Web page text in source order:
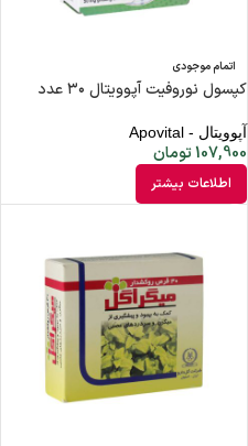
اتمام موجودی
کپسول نوروفیت آپوویتال ۳۰ عدد
آپوویتال - Apovital
107,900تومان
اطلاعات بیشتر